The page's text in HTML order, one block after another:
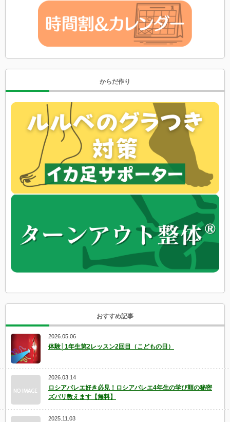
からだ作り
おすすめ記事
2026.05.06
体験│1年生第2レッスン2回目（こどもの日）
2026.03.14
ロシアバレエ好き必見！ロシアバレエ4年生の学び順の秘密
ズバリ教えます【無料】
2025.11.03